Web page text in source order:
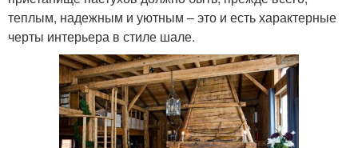
теплым, надежным и уютным – это и есть характерные
черты интерьера в стиле шале.